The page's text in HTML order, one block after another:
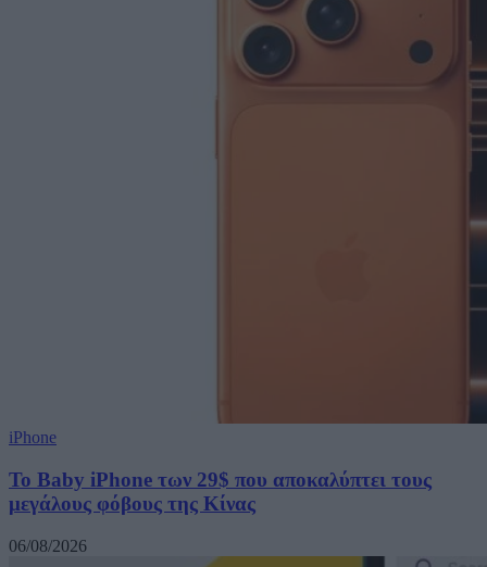
iPhone
Το Baby iPhone των 29$ που αποκαλύπτει τους
μεγάλους φόβους της Κίνας
06/08/2026